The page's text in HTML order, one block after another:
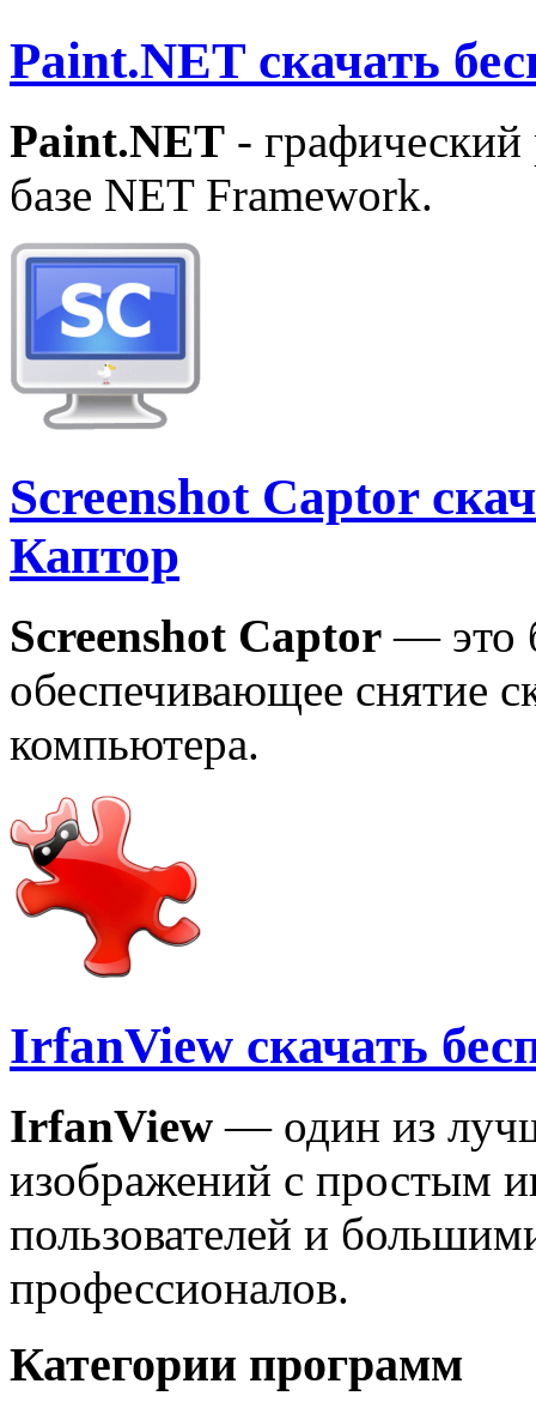
Paint.NET скачать
Paint.NET - графический
базе NET Framework.
Screenshot Captor
Каптор
Screenshot Captor — это
обеспечивающее снятие
компьютера.
IrfanView скачать
IrfanView — один из
изображений с простым
пользователей и
профессионалов.
Категории программ